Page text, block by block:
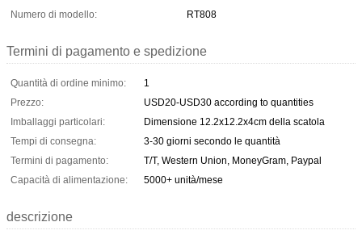
Numero di modello:
RT808
Termini di pagamento e spedizione
Quantità di ordine minimo:
1
Prezzo:
USD20-USD30 according to quantities
Imballaggi particolari:
Dimensione 12.2x12.2x4cm della scatola
Tempi di consegna:
3-30 giorni secondo le quantità
Termini di pagamento:
T/T, Western Union, MoneyGram, Paypal
Capacità di alimentazione:
5000+ unità/mese
descrizione